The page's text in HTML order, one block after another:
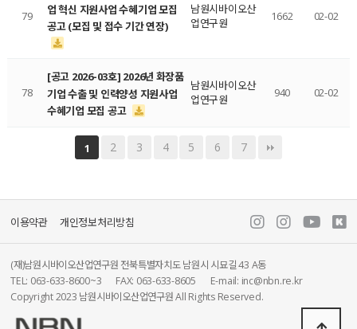
79
업 혁신 지원사업 수혜기업 모집
공고 (모집 및 접수 기간 연장)
남원시바이오산
업연구원
1662 02-02
78
[공고 2026-03호] 2026년 화장품
기업 수출 및 인력양성 지원사업
수혜기업 모집 공고
남원시바이오산
업연구원
940 02-02
1 2 3 4 5 6 7
이용약관 개인정보처리방침
(재)남원시바이오산업연구원 전북특별자치도 남원시 시묘길 43 A동
TEL: 063-633-8600~3
FAX: 063-633-8605
E-mail: inc@nbn.re.kr
Copyright 2023 남원시바이오산업연구원 All Rights Reserved.